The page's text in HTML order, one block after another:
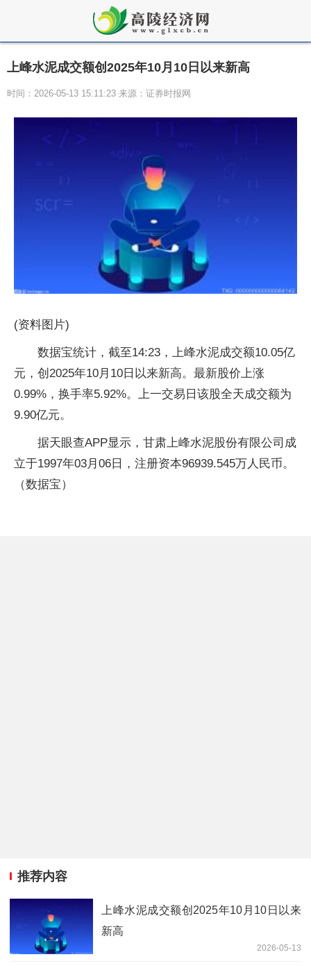
上峰水泥成交额创2025年10月10日以来新高
时间：2026-05-13 15:11:23 来源：证券时报网
(资料图片)
数据宝统计，截至14:23，上峰水泥成交额10.05亿
元，创2025年10月10日以来新高。最新股价上涨
0.99%，换手率5.92%。上一交易日该股全天成交额为
9.90亿元。
据天眼查APP显示，甘肃上峰水泥股份有限公司成
立于1997年03月06日，注册资本96939.545万人民币。
（数据宝）
推荐内容
上峰水泥成交额创2025年10月10日以来
新高
2026-05-13